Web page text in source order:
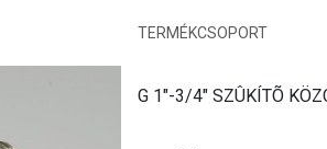
TERMÉKCSOPORT
G 1"-3/4" SZÛKÍTÕ